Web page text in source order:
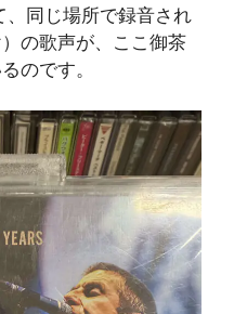
同じ場所で録音され
の歌声が、ここ御茶
のです。